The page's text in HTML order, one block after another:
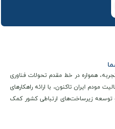
همواره در خط مقدم تحولات فناوری
مودم ایران تاکنون، با ارائه راهکارهای
زیرساخت‌های ارتباطی کشور کمک